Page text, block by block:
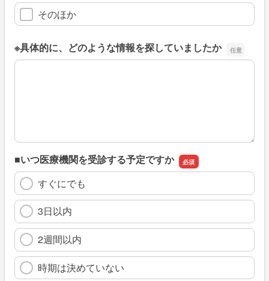
そのほか
※具体的に、どのような情報を探していましたか
※具体的に、どのような情報を探していましたか
■いつ医療機関を受診する予定ですか
すぐにでも
3日以内
2週間以内
時期は決めていない